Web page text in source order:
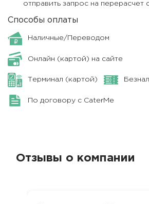
отправить запрос на перерасчет
Способы оплаты
Наличные/Переводом
Онлайн (картой) на сайте
Терминал (картой)
По договору с CaterMe
Отзывы о компании